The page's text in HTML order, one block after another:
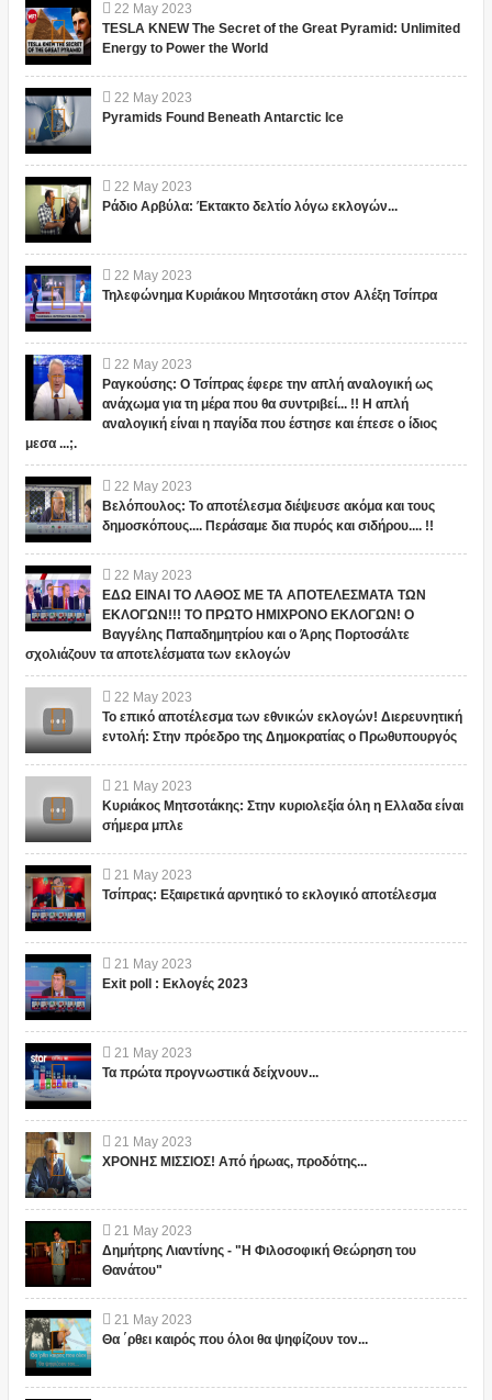
22 May 2023
TESLA KNEW The Secret of the Great Pyramid: Unlimited
Energy to Power the World
22 May 2023
Pyramids Found Beneath Antarctic Ice
22 May 2023
Ράδιο Αρβύλα: Έκτακτο δελτίο λόγω εκλογών...
22 May 2023
Τηλεφώνημα Κυριάκου Μητσοτάκη στον Αλέξη Τσίπρα
22 May 2023
Ραγκούσης: Ο Τσίπρας έφερε την απλή αναλογική ως
ανάχωμα για τη μέρα που θα συντριβεί... !! Η απλή
αναλογική είναι η παγίδα που έστησε και έπεσε ο ίδιος
μεσα ...;.
22 May 2023
Βελόπουλος: Το αποτέλεσμα διέψευσε ακόμα και τους
δημοσκόπους.... Περάσαμε δια πυρός και σιδήρου.... !!
22 May 2023
ΕΔΩ ΕΙΝΑΙ ΤΟ ΛΑΘΟΣ ΜΕ ΤΑ ΑΠΟΤΕΛΕΣΜΑΤΑ ΤΩΝ
ΕΚΛΟΓΩΝ!!! ΤΟ ΠΡΩΤΟ ΗΜΙΧΡΟΝΟ ΕΚΛΟΓΩΝ! Ο
Βαγγέλης Παπαδημητρίου και ο Άρης Πορτοσάλτε
σχολιάζουν τα αποτελέσματα των εκλογών
22 May 2023
Το επικό αποτέλεσμα των εθνικών εκλογών! Διερευνητική
εντολή: Στην πρόεδρο της Δημοκρατίας ο Πρωθυπουργός
21 May 2023
Κυριάκος Μητσοτάκης: Στην κυριολεξία όλη η Ελλαδα είναι
σήμερα μπλε
21 May 2023
Τσίπρας: Εξαιρετικά αρνητικό το εκλογικό αποτέλεσμα
21 May 2023
Exit poll : Εκλογές 2023
21 May 2023
Τα πρώτα προγνωστικά δείχνουν...
21 May 2023
ΧΡΟΝΗΣ ΜΙΣΣΙΟΣ! Από ήρωας, προδότης...
21 May 2023
Δημήτρης Λιαντίνης - "Η Φιλοσοφική Θεώρηση του
Θανάτου"
21 May 2023
Θα ΄ρθει καιρός που όλοι θα ψηφίζουν τον...